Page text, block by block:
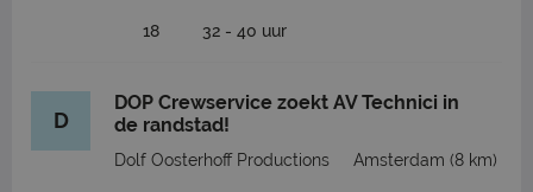
18 32 - 40 uur
D
DOP Crewservice zoekt AV Technici in
de randstad!
Dolf Oosterhoff Productions Amsterdam (8 km)